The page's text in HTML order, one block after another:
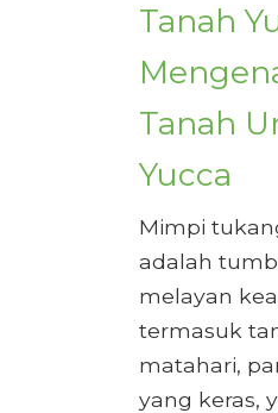
Tanah
Tanah
Yucca
Mimpi
adalah
melayan
termasuk
matahari,
yang keras,